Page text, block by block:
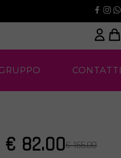
CONTATTI
€ 82.00€ 165.00